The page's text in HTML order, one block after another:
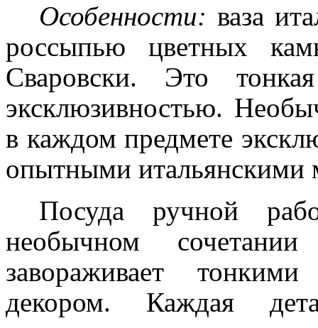
Особенности: ваза
россыпью цветных
Сваровски. Это
эксклюзивностью.
в каждом предмете
опытными итальянскими
Посуда ручной
необычном
завораживает
декором. Каждая